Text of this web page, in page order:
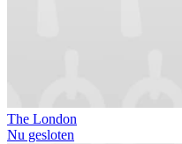
The London
Nu gesloten